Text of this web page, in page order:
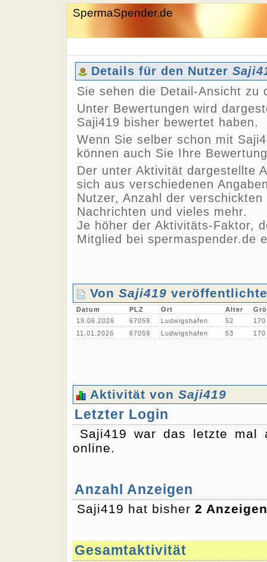
SpermaSpender.de
Details für den Nutzer
Sie sehen die Detail-Ansicht zu
Unter Bewertungen wird
Saji419 bisher bewertet haben.
Wenn Sie selber schon mit
können auch Sie Ihre
Der unter Aktivität dargestellte
sich aus verschiedenen
Nutzer, Anzahl der
Nachrichten und vieles mehr.
Je höher der Aktivitäts-Faktor,
Mitglied bei spermaspender.de
Von Saji419
Datum PLZ Ort Alter
19.06.2026
67059 Ludwigshafen 52
170
11.01.2026
67059 Ludwigshafen 53 170
Aktivität von Saji419
Letzter Login
Saji419 war das letzte
online.
Anzahl Anzeigen
Saji419 hat bisher 2 Anzeigen
Gesamtaktivität